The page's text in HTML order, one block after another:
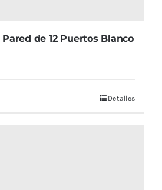
de 12 Puertos Blanco
Detalles